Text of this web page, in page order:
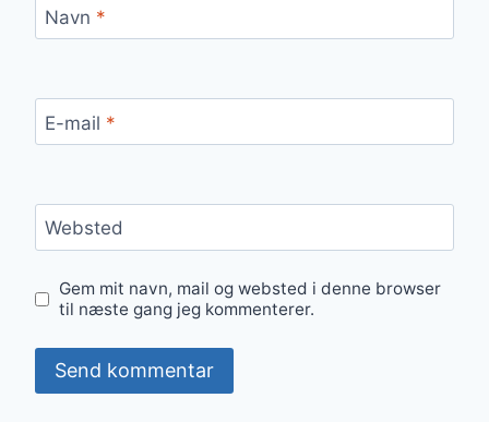
Navn *
E-mail *
Websted
Gem mit navn, mail og websted i denne browser
til næste gang jeg kommenterer.